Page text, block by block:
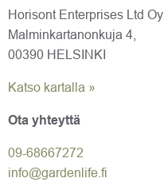
Horisont Enterprises Ltd Oy
Malminkartanonkuja 4,
00390 HELSINKI
Katso kartalla »
Ota yhteyttä
09-68667272
info@gardenlife.fi